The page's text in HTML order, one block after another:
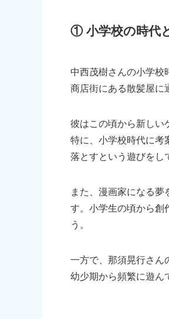
① 小学校の時代
中西茂樹さんの小学
商店街にある散髪屋に
彼はこの頃から新しい
特に、小学校時代に考
落とすという遊びをし
また、漫画家になる
す。小学生の頃から創
う。
一方で、那須晃行さん
幼少期から頻繁に遊ん